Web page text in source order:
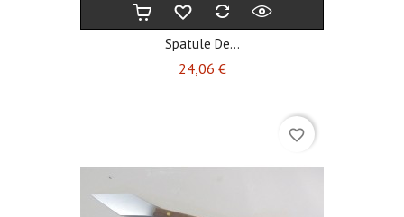
Spatule De...
24,06 €Prix
favorite_border